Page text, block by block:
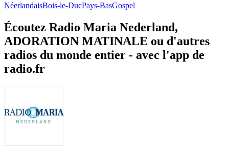
NéerlandaisBois-le-DucPays-BasGospel
Écoutez Radio Maria Nederland,
ADORATION MATINALE ou d'autres
radios du monde entier - avec l'app de
radio.fr